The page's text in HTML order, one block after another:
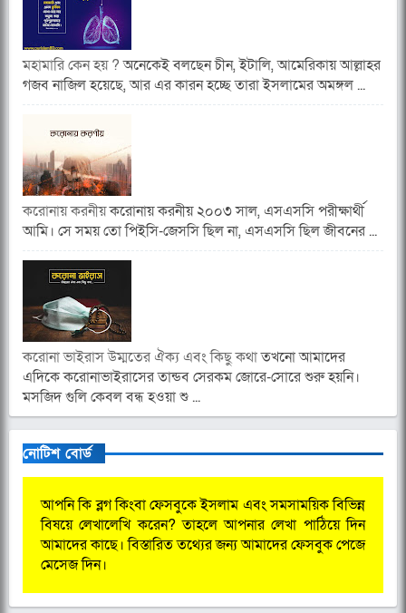
মহামারি কেন হয় ?অনেকেই বলছেন চীন, ইটালি, আমেরিকায় আল্লাহর
গজব নাজিল হয়েছে, আর এর কারন হচ্ছে তারা ইসলামের অমঙ্গল ...
করোনায় করনীয়করোনায় করনীয় ২০০৩ সাল, এসএসসি পরীক্ষার্থী
আমি। সে সময় তো পিইসি-জেসসি ছিল না, এসএসসি ছিল জীবনের ...
করোনা ভাইরাস উম্মতের ঐক্য এবং কিছু কথাতখনো আমাদের
এদিকে করোনাভাইরাসের তান্ডব সেরকম জোরে-সোরে শুরু হয়নি।
মসজিদ গুলি কেবল বন্ধ হওয়া শু ...
নোটিশ বোর্ড
আপনি কি ব্লগ কিংবা ফেসবুকে ইসলাম এবং সমসাময়িক বিভিন্ন
বিষয়ে লেখালেখি করেন? তাহলে আপনার লেখা পাঠিয়ে দিন
আমাদের কাছে। বিস্তারিত তথ্যের জন্য আমাদের ফেসবুক পেজে
মেসেজ দিন।